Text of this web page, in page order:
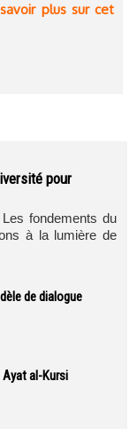
plus sur cet
pour
fondements du
à la lumière de
de dialogue
Ayat al-Kursi